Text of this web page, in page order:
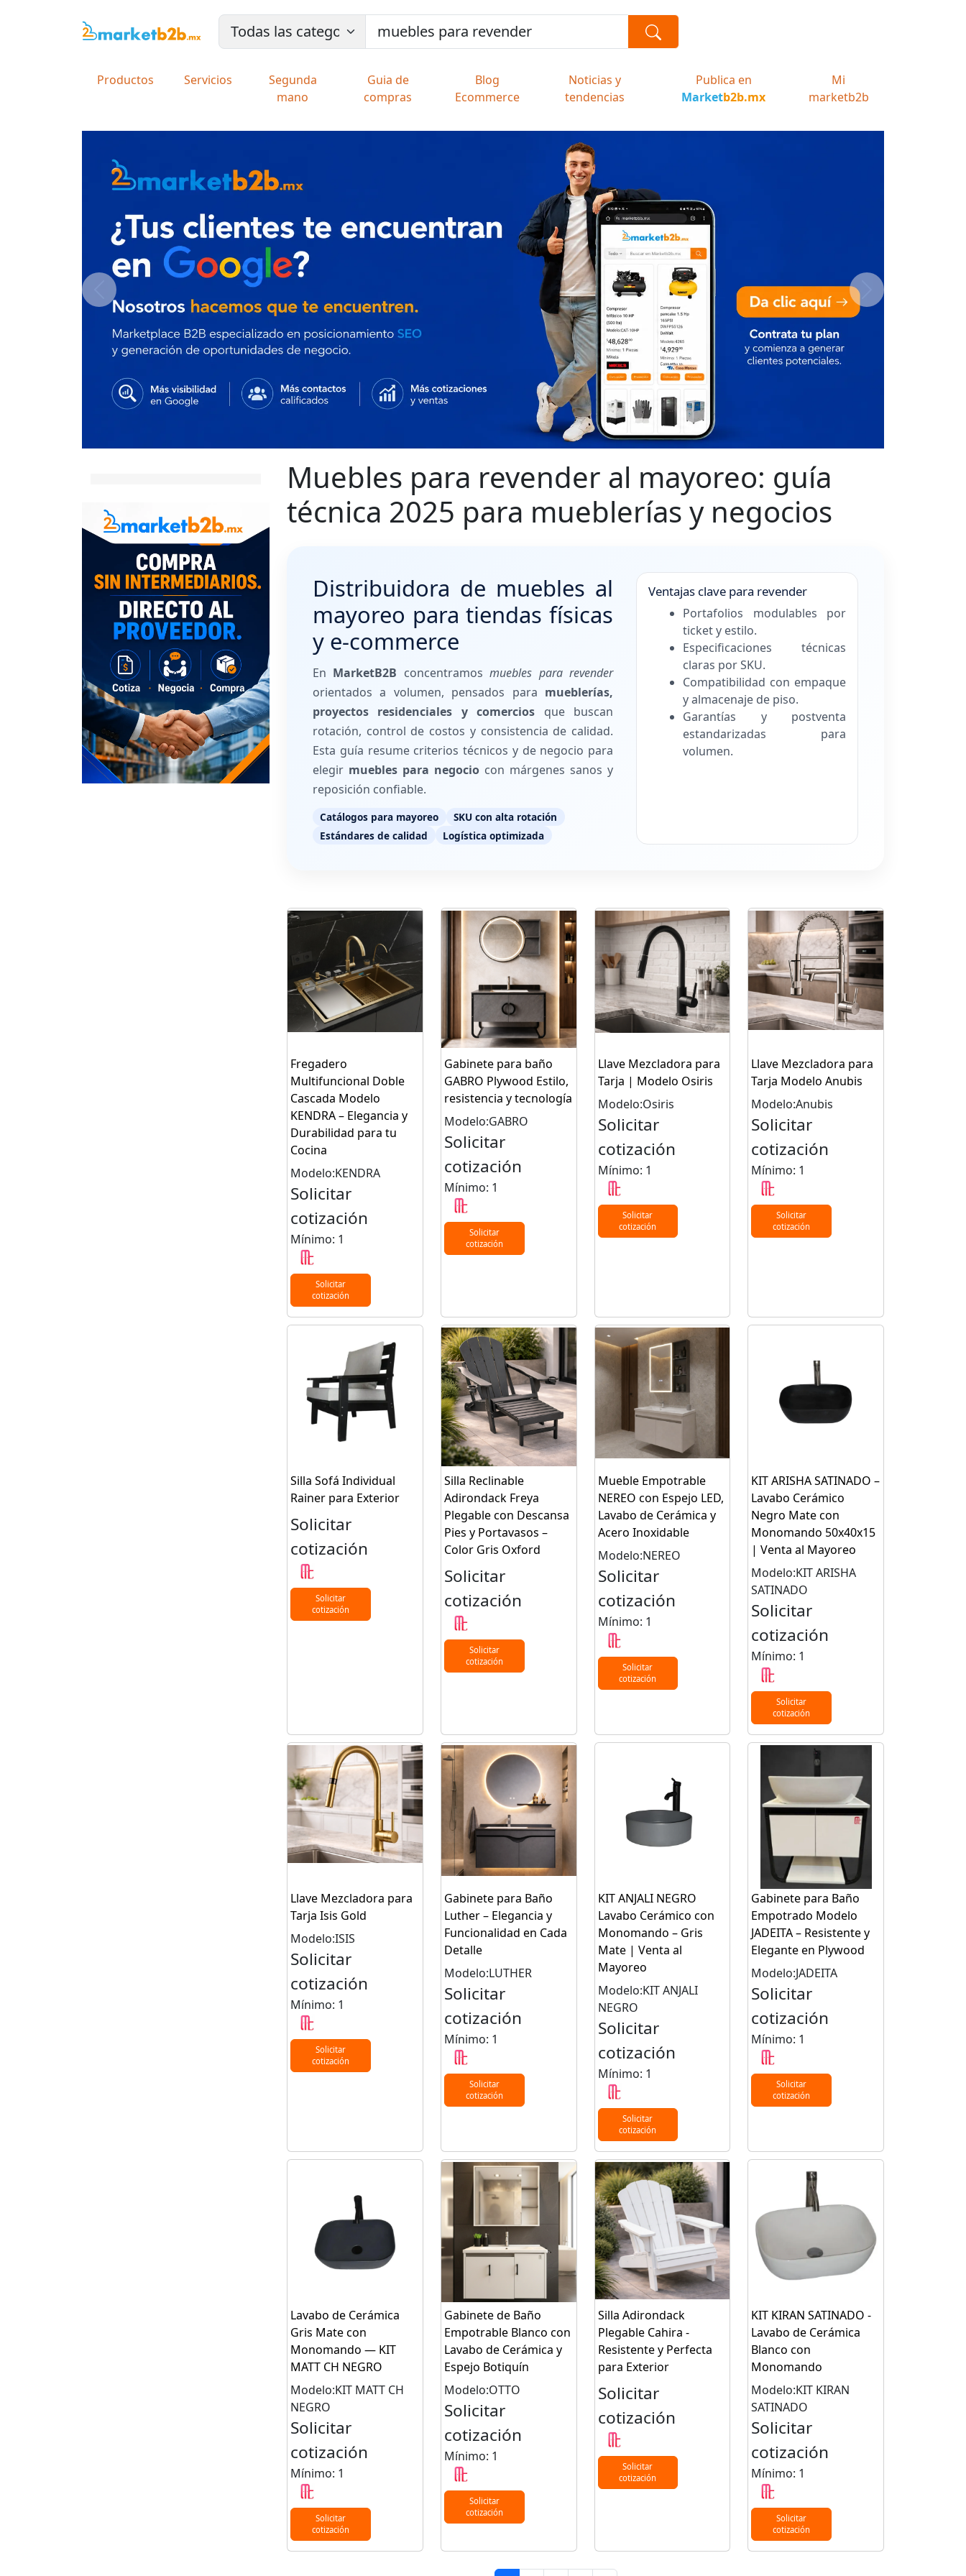
Productos Servicios
Segunda
mano
Guia de
compras
Blog
Ecommerce
Noticias y
tendencias
Publica en
Marketb2b.mx
Mi
marketb2b
Previous Next
Muebles para revender al mayoreo: guía
técnica 2025 para mueblerías y negocios
Distribuidora de muebles al
mayoreo para tiendas físicas
y e-commerce
En MarketB2B concentramosmuebles para revender
orientados a volumen, pensados para mueblerías,
proyectos residenciales y comercios que buscan
rotación, control de costos y consistencia de calidad.
Esta guía resume criterios técnicos y de negocio para
elegir muebles para negocio con márgenes sanos y
reposición confiable.
Catálogos para mayoreo
SKU con alta rotación
Estándares de calidad
Logística optimizada
Ventajas clave para revender
Portafolios modulables por
ticket y estilo.
Especificaciones técnicas
claras por SKU.
Compatibilidad con empaque
y almacenaje de piso.
Garantías y postventa
estandarizadas para
volumen.
Fregadero
Multifuncional Doble
Cascada Modelo
KENDRA – Elegancia y
Durabilidad para tu
Cocina
Modelo:KENDRA
Solicitar
cotización
Mínimo: 1
Solicitar
cotización
Gabinete para baño
GABRO Plywood Estilo,
resistencia y tecnología
Modelo:GABRO
Solicitar
cotización
Mínimo: 1
Solicitar
cotización
Llave Mezcladora para
Tarja | Modelo Osiris
Modelo:Osiris
Solicitar
cotización
Mínimo: 1
Solicitar
cotización
Llave Mezcladora para
Tarja Modelo Anubis
Modelo:Anubis
Solicitar
cotización
Mínimo: 1
Solicitar
cotización
Silla Sofá Individual
Rainer para Exterior
Solicitar
cotización
Solicitar
cotización
Silla Reclinable
Adirondack Freya
Plegable con Descansa
Pies y Portavasos –
Color Gris Oxford
Solicitar
cotización
Solicitar
cotización
Mueble Empotrable
NEREO con Espejo LED,
Lavabo de Cerámica y
Acero Inoxidable
Modelo:NEREO
Solicitar
cotización
Mínimo: 1
Solicitar
cotización
KIT ARISHA SATINADO –
Lavabo Cerámico
Negro Mate con
Monomando 50x40x15
| Venta al Mayoreo
Modelo:KIT ARISHA
SATINADO
Solicitar
cotización
Mínimo: 1
Solicitar
cotización
Llave Mezcladora para
Tarja Isis Gold
Modelo:ISIS
Solicitar
cotización
Mínimo: 1
Solicitar
cotización
Gabinete para Baño
Luther – Elegancia y
Funcionalidad en Cada
Detalle
Modelo:LUTHER
Solicitar
cotización
Mínimo: 1
Solicitar
cotización
KIT ANJALI NEGRO
Lavabo Cerámico con
Monomando – Gris
Mate | Venta al
Mayoreo
Modelo:KIT ANJALI
NEGRO
Solicitar
cotización
Mínimo: 1
Solicitar
cotización
Gabinete para Baño
Empotrado Modelo
JADEITA – Resistente y
Elegante en Plywood
Modelo:JADEITA
Solicitar
cotización
Mínimo: 1
Solicitar
cotización
Lavabo de Cerámica
Gris Mate con
Monomando — KIT
MATT CH NEGRO
Modelo:KIT MATT CH
NEGRO
Solicitar
cotización
Mínimo: 1
Solicitar
cotización
Gabinete de Baño
Empotrable Blanco con
Lavabo de Cerámica y
Espejo Botiquín
Modelo:OTTO
Solicitar
cotización
Mínimo: 1
Solicitar
cotización
Silla Adirondack
Plegable Cahira -
Resistente y Perfecta
para Exterior
Solicitar
cotización
Solicitar
cotización
KIT KIRAN SATINADO -
Lavabo de Cerámica
Blanco con
Monomando
Modelo:KIT KIRAN
SATINADO
Solicitar
cotización
Mínimo: 1
Solicitar
cotización